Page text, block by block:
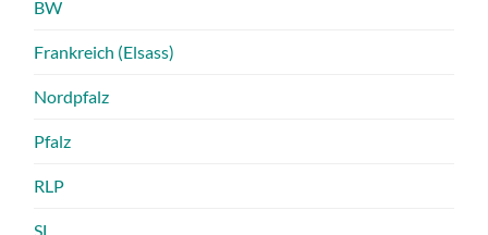
BW
Frankreich (Elsass)
Nordpfalz
Pfalz
RLP
SL